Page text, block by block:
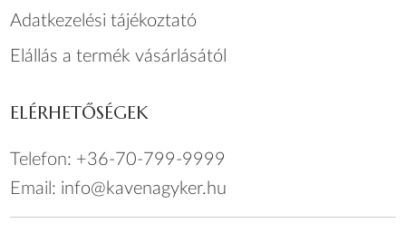
Adatkezelési tájékoztató
Elállás a termék vásárlásától
ELÉRHETŐSÉGEK
Telefon: +36-70-799-9999
Email: info@kavenagyker.hu